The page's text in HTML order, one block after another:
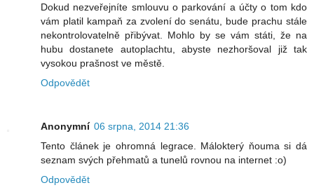
Dokud nezveřejníte smlouvu o parkování a účty o tom kdo
vám platil kampaň za zvolení do senátu, bude prachu stále
nekontrolovatelně přibývat. Mohlo by se vám státi, že na
hubu dostanete autoplachtu, abyste nezhoršoval již tak
vysokou prašnost ve městě.
Odpovědět
Anonymní 06 srpna, 2014 21:36
Tento článek je ohromná legrace. Málokterý ňouma si dá
seznam svých přehmatů a tunelů rovnou na internet :o)
Odpovědět